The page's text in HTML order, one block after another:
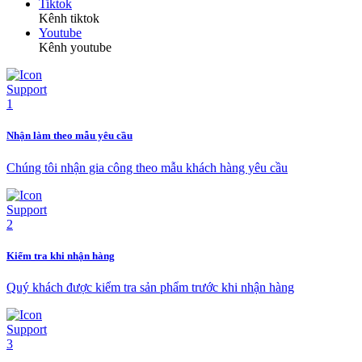
Tiktok
Kênh tiktok
Youtube
Kênh youtube
Nhận làm theo mẫu yêu cầu
Chúng tôi nhận gia công theo mẫu khách hàng yêu cầu
Kiểm tra khi nhận hàng
Quý khách được kiểm tra sản phẩm trước khi nhận hàng